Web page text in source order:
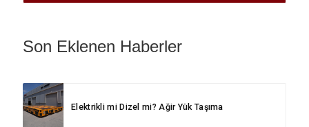
Son Eklenen Haberler
Elektrikli mi Dizel mi? Ağir Yük Taşıma